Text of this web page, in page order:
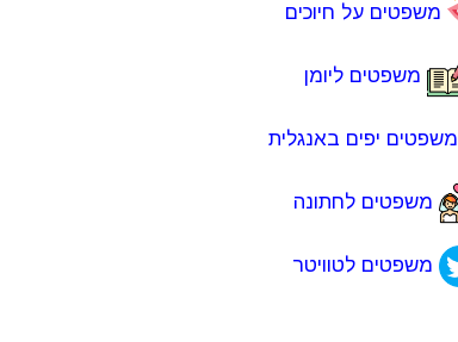
משפטים על חיוכים
משפטים ליומן
משפטים יפים באנגלית
משפטים לחתונה
משפטים לטוויטר